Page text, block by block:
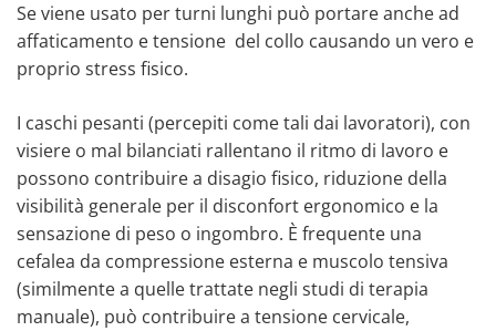
Se viene usato per turni lunghi può portare anche ad
affaticamento e tensione del collo causando un vero e
proprio stress fisico.
I caschi pesanti (percepiti come tali dai lavoratori), con
visiere o mal bilanciati rallentano il ritmo di lavoro e
possono contribuire a disagio fisico, riduzione della
visibilità generale per il disconfort ergonomico e la
sensazione di peso o ingombro. È frequente una
cefalea da compressione esterna e muscolo tensiva
(similmente a quelle trattate negli studi di terapia
manuale), può contribuire a tensione cervicale,